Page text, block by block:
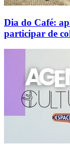
Dia do Café:
participar de